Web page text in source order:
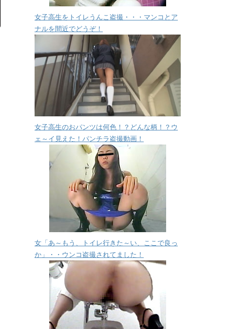
女子高生をトイレうんこ盗撮・・・マンコとア
ナルを間近でどうぞ！
女子高生のおパンツは何色！？どんな柄！？ウ
ェ～イ見えた！パンチラ盗撮動画！
女「あ～もう、トイレ行きた～い、ここで良っ
か」・・ウンコ盗撮されてました！